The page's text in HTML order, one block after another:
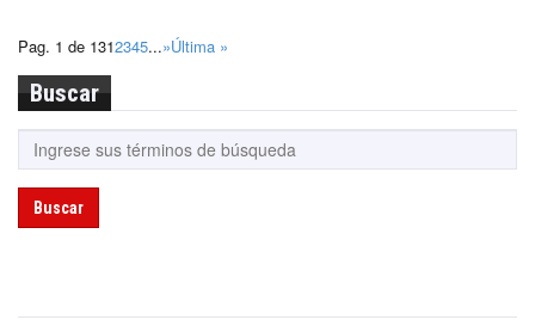
Pag. 1 de 1312345...»Última »
Buscar
Buscar